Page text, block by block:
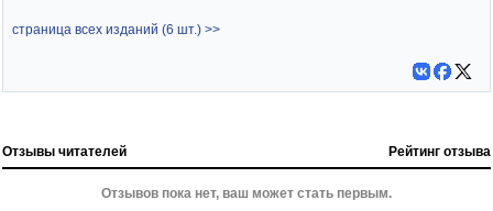
страница всех изданий (6 шт.) >>
Отзывы читателей Рейтинг отзыва
Отзывов пока нет, ваш может стать первым.